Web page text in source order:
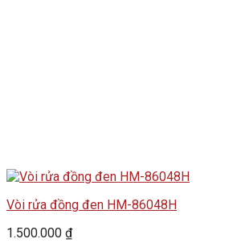
Vòi rửa đồng đen HM-86048H
1.500.000 ₫